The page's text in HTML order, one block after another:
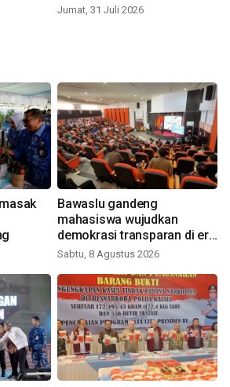
Jumat, 31 Juli 2026
Bawaslu gandeng
mahasiswa wujudkan
demokrasi transparan di era
digital
Sabtu, 8 Agustus 2026